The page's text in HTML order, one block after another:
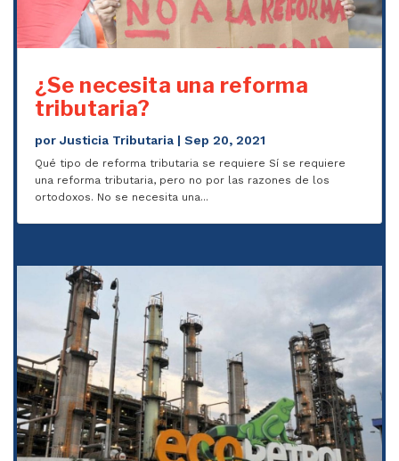
¿Se necesita una reforma
tributaria?
porJusticia Tributaria |Sep 20, 2021
Qué tipo de reforma tributaria se requiere Sí se requiere
una reforma tributaria, pero no por las razones de los
ortodoxos. No se necesita una...